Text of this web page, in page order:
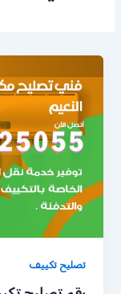
تصليح تكييف